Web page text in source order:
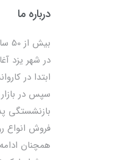
درباره ما
در شهر یزد
ابتدا در
سپس در
بازنشستگی
همچنان